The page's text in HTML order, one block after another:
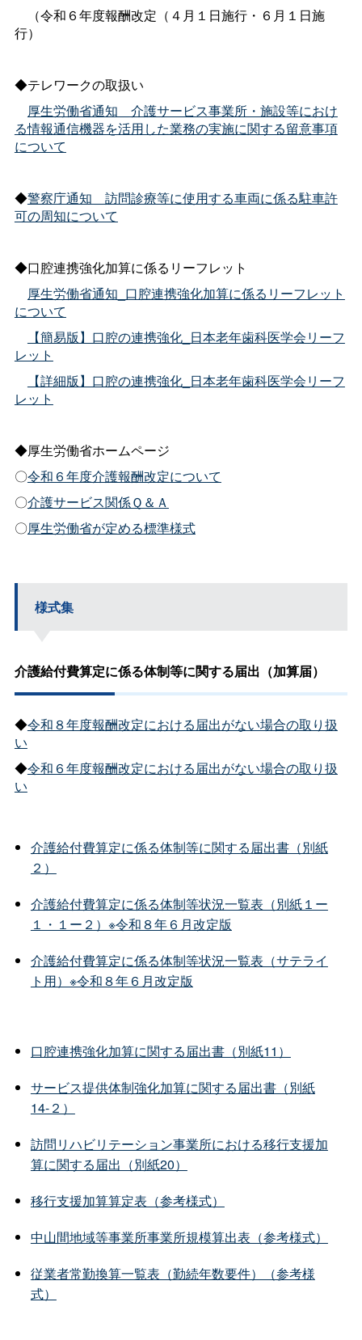
（令和６年度報酬改定（４月１日施行・６月１日施
行）
◆テレワークの取扱い
厚生労働省通知＿介護サービス事業所・施設等におけ
る情報通信機器を活用した業務の実施に関する留意事項
について
◆警察庁通知＿訪問診療等に使用する車両に係る駐車許
可の周知について
◆口腔連携強化加算に係るリーフレット
厚生労働省通知_口腔連携強化加算に係るリーフレット
について
【簡易版】口腔の連携強化_日本老年歯科医学会リーフ
レット
【詳細版】口腔の連携強化_日本老年歯科医学会リーフ
レット
◆厚生労働省ホームページ
〇令和６年度介護報酬改定について
〇介護サービス関係Ｑ＆Ａ
〇厚生労働省が定める標準様式
様式集
介護給付費算定に係る体制等に関する届出（加算届）
◆令和８年度報酬改定における届出がない場合の取り扱
い
◆令和６年度報酬改定における届出がない場合の取り扱
い
介護給付費算定に係る体制等に関する届出書（別紙
２）
介護給付費算定に係る体制等状況一覧表（別紙１ー
１・１ー２）※令和８年６月改定版
介護給付費算定に係る体制等状況一覧表（サテライ
ト用）※令和８年６月改定版
口腔連携強化加算に関する届出書（別紙11）
サービス提供体制強化加算に関する届出書（別紙
14-２）
訪問リハビリテーション事業所における移行支援加
算に関する届出（別紙20）
移行支援加算算定表（参考様式）
中山間地域等事業所事業所規模算出表（参考様式）
従業者常勤換算一覧表（勤続年数要件）（参考様
式）